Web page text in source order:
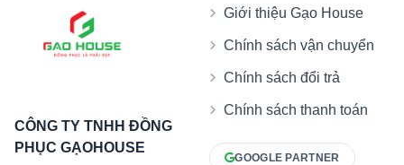
CÔNG TY TNHH ĐỒNG
PHỤC GẠOHOUSE
Giới thiệu Gạo House
Chính sách vận chuyển
Chính sách đổi trả
Chính sách thanh toán
GOOGLE PARTNER